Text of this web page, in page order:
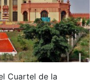
Cuartel de la